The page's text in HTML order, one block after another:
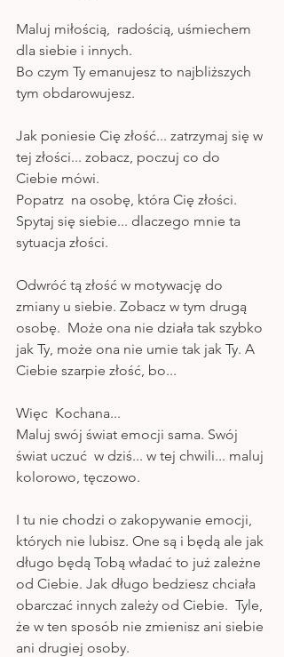
Maluj miłością,  radością, uśmiechem
dla siebie i innych.
Bo czym Ty emanujesz to najbliższych
tym obdarowujesz.
Jak poniesie Cię złość... zatrzymaj się w
tej złości... zobacz, poczuj co do
Ciebie mówi.
Popatrz  na osobę, która Cię złości.
Spytaj się siebie... dlaczego mnie ta
sytuacja złości.
Odwróć tą złość w motywację do
zmiany u siebie. Zobacz w tym drugą
osobę.  Może ona nie działa tak szybko
jak Ty, może ona nie umie tak jak Ty. A
Ciebie szarpie złość, bo...
Więc  Kochana...
Maluj swój świat emocji sama. Swój
świat uczuć  w dziś... w tej chwili... maluj
kolorowo, tęczowo.
I tu nie chodzi o zakopywanie emocji,
których nie lubisz. One są i będą ale jak
długo będą Tobą władać to już zależne
od Ciebie. Jak długo bedziesz chciała
obarczać innych zależy od Ciebie.  Tyle,
że w ten sposób nie zmienisz ani siebie
ani drugiej osoby.